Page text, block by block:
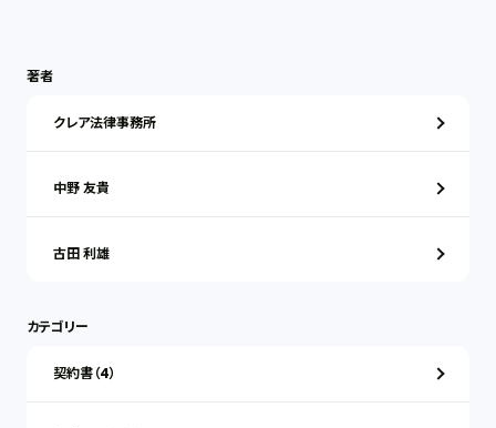
著者
クレア法律事務所
中野 友貴
古田 利雄
カテゴリー
契約書（4）